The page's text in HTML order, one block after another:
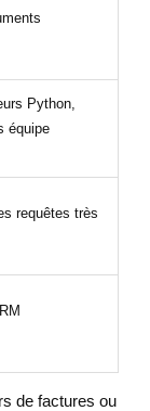
Python,
équipe
requêtes très
de factures ou